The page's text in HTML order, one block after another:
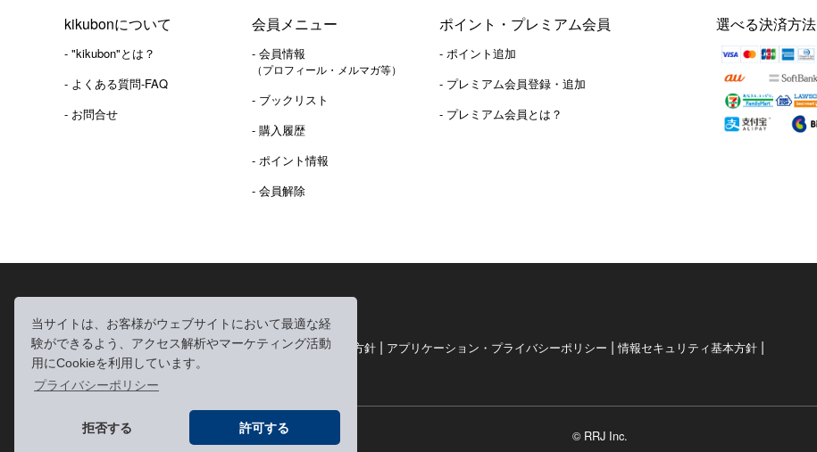
当サイトは、お客様がウェブサイトにおいて最適な経
験ができるよう、アクセス解析やマーケティング活動
用にCookieを利用しています。
プライバシーポリシー
拒否する 許可する
kikubonについて
- "kikubon"とは？
- よくある質問-FAQ
- お問合せ
会員メニュー
- 会員情報
（プロフィール・メルマガ等）
- ブックリスト
- 購入履歴
- ポイント情報
- 会員解除
ポイント・プレミアム会員
- ポイント追加
- プレミアム会員登録・追加
- プレミアム会員とは？
選べる決済方法
利用規約|個人情報の取り扱いについて| 個人情報保護方針 | アプリケーション・プライバシーポリシー |情報セキュリティ基本方針 |
特定商取引法に基づく表記
© RRJ Inc.